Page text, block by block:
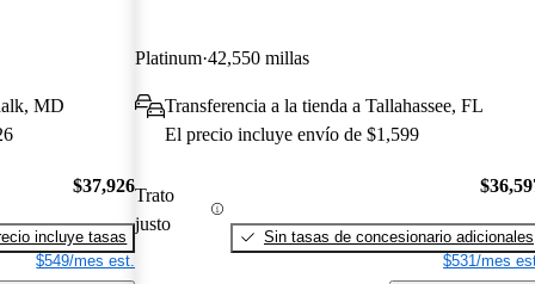
MD
$37,926
incluye tasas
$549/mes est.
Platinum 42,550 millas
Transferencia a la tienda a Tallahassee, FL
El precio incluye envío de $1,599
Trato
justo
Sin tasas de concesionario adicionales
$531/mes